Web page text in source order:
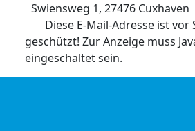
Swiensweg 1, 27476 Cuxhaven
Diese E-Mail-Adresse ist vor
geschützt! Zur Anzeige muss
eingeschaltet sein.